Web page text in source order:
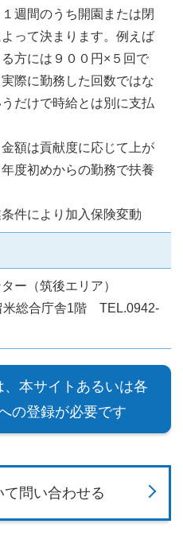
週間のうち開園または閉
って決まります。例えば
方には９００円×５回で
際に勤務した回数ではな
だけで時給とは別に支払
額は貢献度に応じて上が
度初めからの勤務で扶養
件により加入保険変動
ー（筑後エリア）
米総合庁舎1階 TEL.0942-
本サイトあるいは各
の登録が必要です
問い合わせる